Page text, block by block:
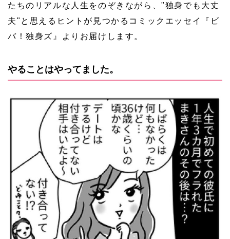
たちのリアルな人生をのぞきながら、"独身でも大丈
夫"と思えるヒントが見つかるコミックエッセイ『ビ
バ！独身ズ』よりお届けします。
やることはやってました。